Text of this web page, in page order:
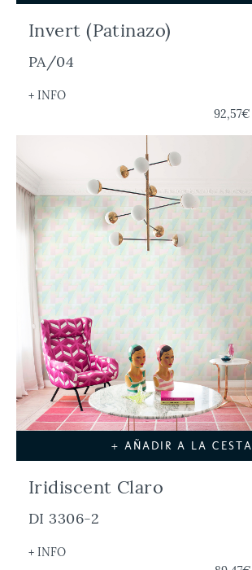
Invert (Patinazo)
PA/04
+ INFO
92,57€
+ AÑADIR A LA CESTA
Iridiscent Claro
DI 3306-2
+ INFO